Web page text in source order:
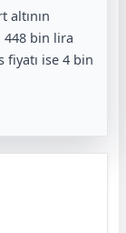
altının
448 bin lira
fiyatı ise 4 bin